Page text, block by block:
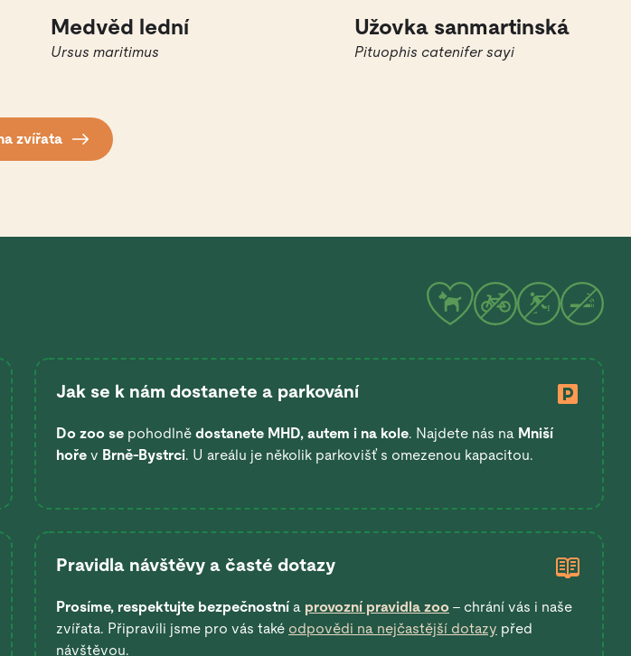
Medvěd lední
Ursus maritimus
Užovka sanmartinská
Pituophis catenifer sayi
zvířata
Jak se k nám dostanete a parkování
Do zoo se pohodlně dostanete MHD, autem i na kole. Najdete nás na Mniší
hoře v Brně-Bystrci. U areálu je několik parkovišť s omezenou kapacitou.
Pravidla návštěvy a časté dotazy
Prosíme, respektujte bezpečnostní a provozní pravidla zoo – chrání vás i naše
zvířata. Připravili jsme pro vás také odpovědi na nejčastější dotazy před
návštěvou.